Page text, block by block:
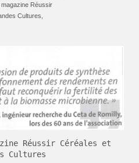
Réussir
Cultures,
Réussir Céréales et